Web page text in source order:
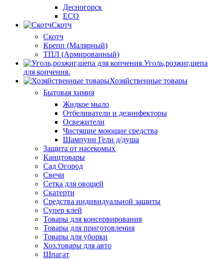
Десногорск
ECO
Скотч
Скотч
Крепп (Малярный)
ТПЛ (Армированный)
Уголь,розжиг,щепа
для копчения.
Хозяйственные товары
Бытовая химия
Жидкое мыло
Отбеливатели и дезинфекторы
Освежители
Чистящие моющие средства
Шампуни Гели д/душа
Защита от насекомых
Канцтовары
Сад Огород
Свечи
Сетка для овощей
Скатерти
Средства индивидуальной защиты
Супер клей
Товары для консервирования
Товары для приготовления
Товары для уборки
Хоз.товары для авто
Шпагат